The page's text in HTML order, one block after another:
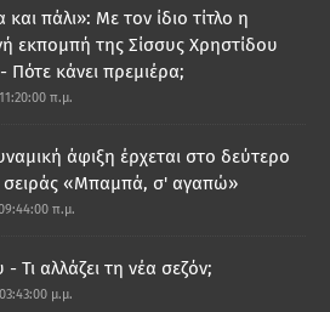
πάλι»: Με τον ίδιο τίτλο η
εκπομπή της Σίσσυς Χρηστίδου
Πότε κάνει πρεμιέρα;
π.μ.
άφιξη έρχεται στο δεύτερο
σειράς «Μπαμπά, σ' αγαπώ»
π.μ.
Τι αλλάζει τη νέα σεζόν;
μ.μ.